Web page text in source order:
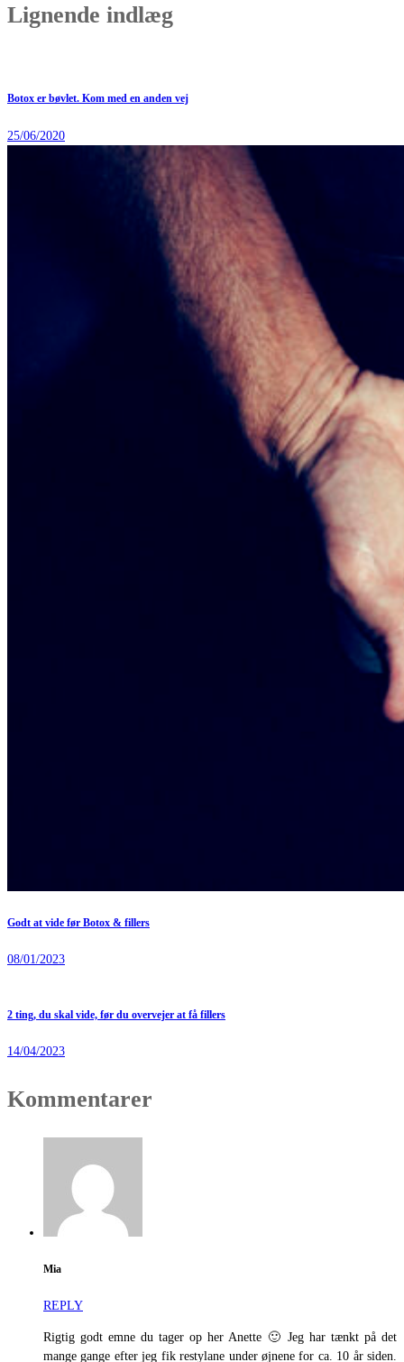
Lignende indlæg
Botox er bøvlet. Kom med en anden vej
25/06/2020
Godt at vide før Botox & fillers
08/01/2023
2 ting, du skal vide, før du overvejer at få fillers
14/04/2023
Kommentarer
Mia
REPLY
Rigtig godt emne du tager op her Anette 🙂 Jeg har tænkt på det
mange gange efter jeg fik restylane under øjnene for ca. 10 år siden.